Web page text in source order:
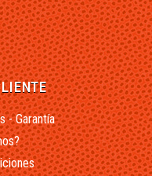
- Garantía